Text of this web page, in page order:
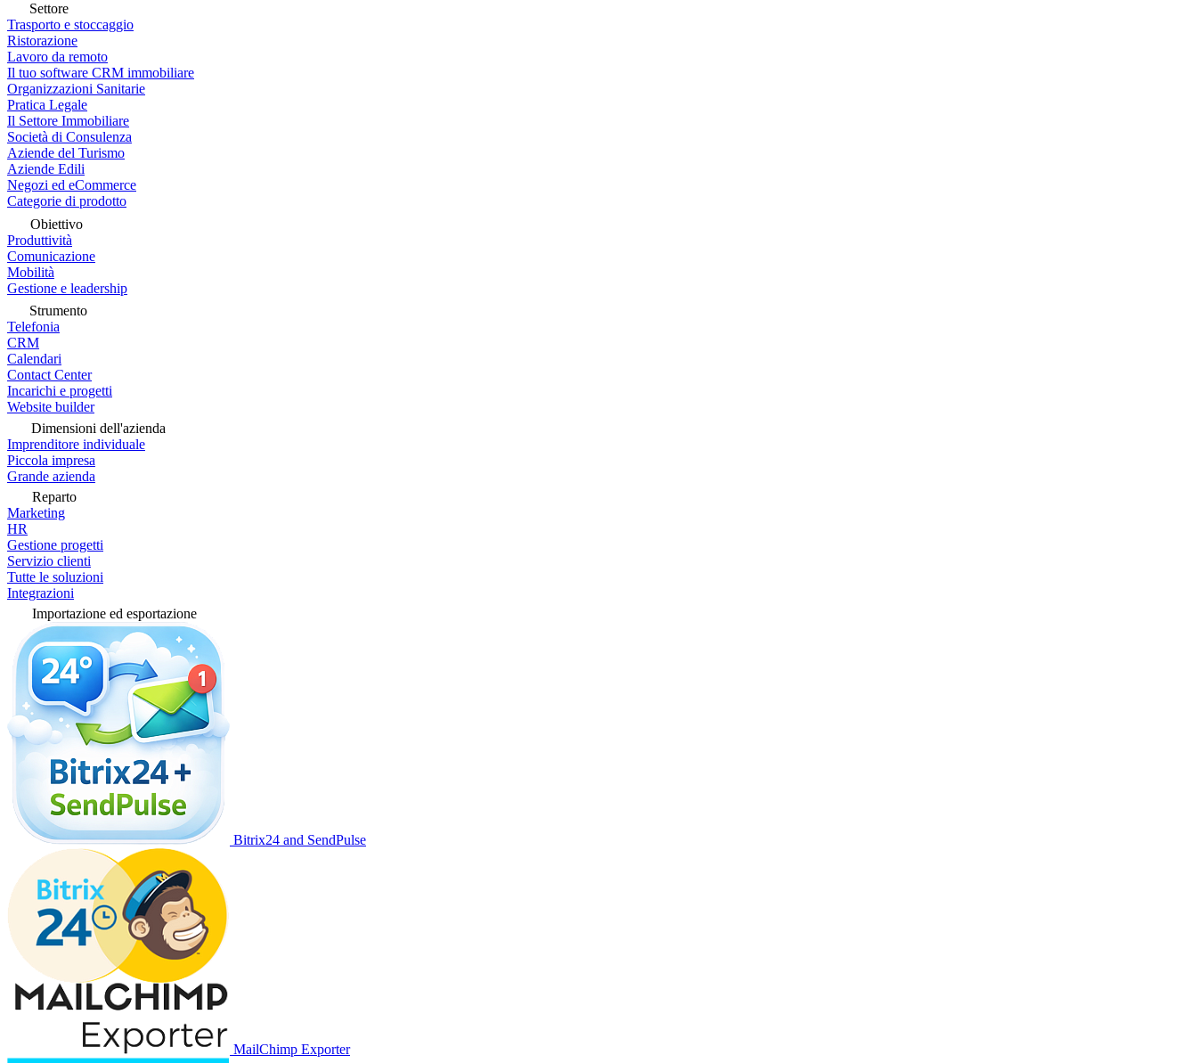
Settore
Trasporto e stoccaggio
Ristorazione
Lavoro da remoto
Il tuo software CRM immobiliare
Organizzazioni Sanitarie
Pratica Legale
Il Settore Immobiliare
Società di Consulenza
Aziende del Turismo
Aziende Edili
Negozi ed eCommerce
Categorie di prodotto
Obiettivo
Produttività
Comunicazione
Mobilità
Gestione e leadership
Strumento
Telefonia
CRM
Calendari
Contact Center
Incarichi e progetti
Website builder
Dimensioni dell'azienda
Imprenditore individuale
Piccola impresa
Grande azienda
Reparto
Marketing
HR
Gestione progetti
Servizio clienti
Tutte le soluzioni
Integrazioni
Importazione ed esportazione
Bitrix24 and SendPulse
MailChimp Exporter